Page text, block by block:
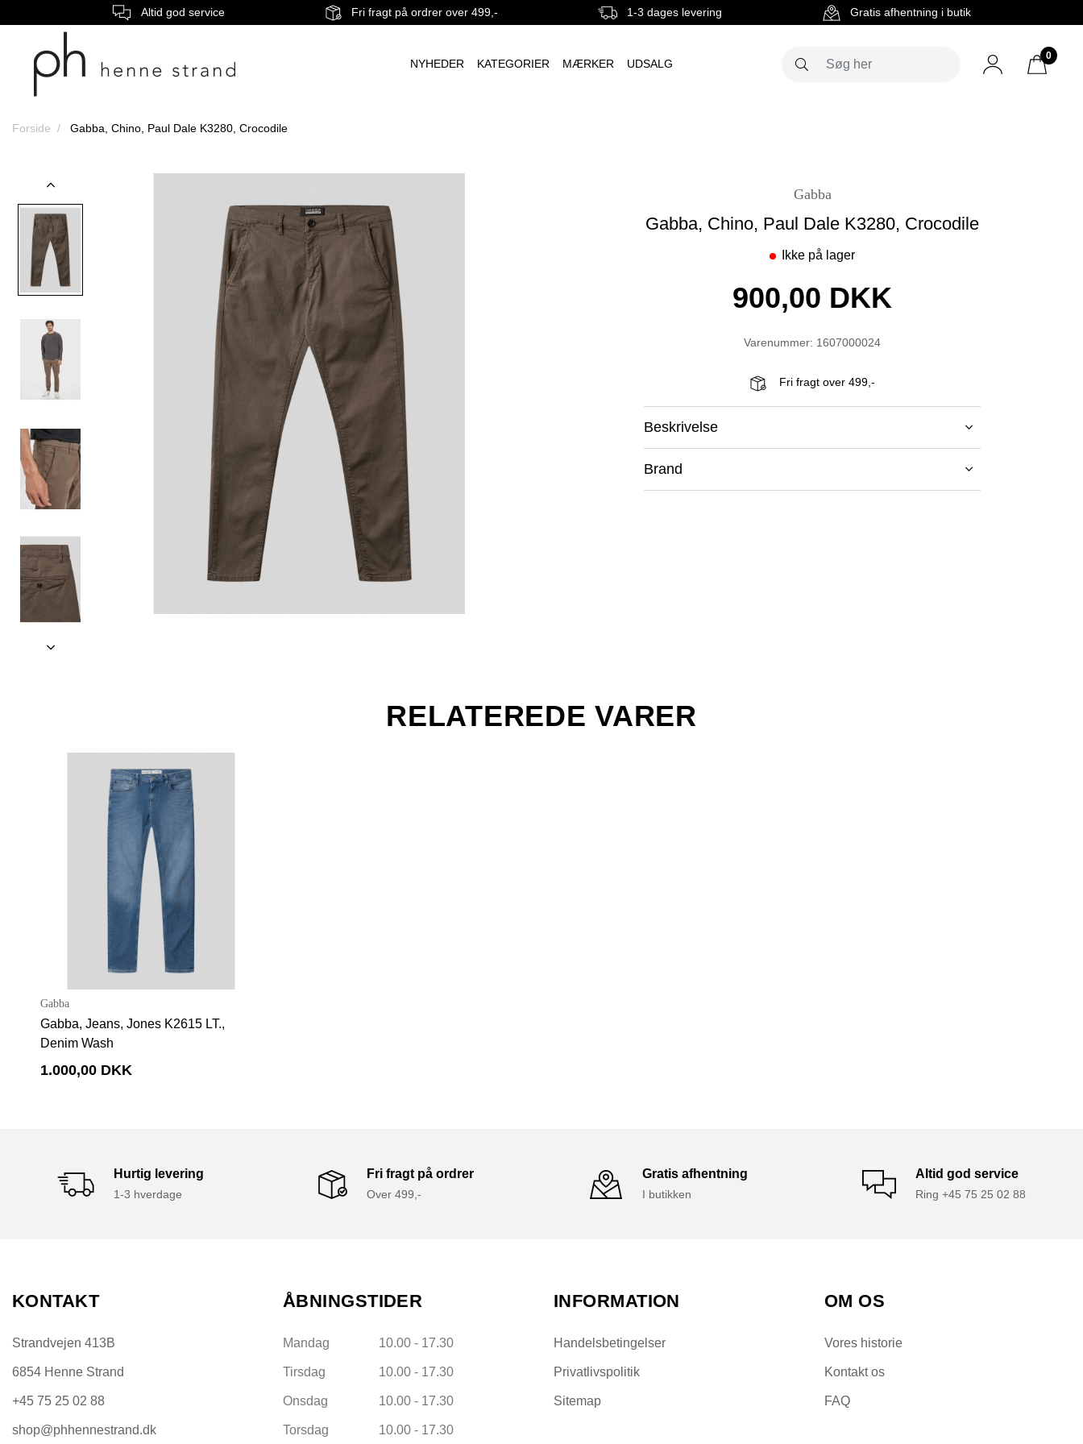
Altid god service Fri fragt på ordrer over 499,- 1-3 dages levering Gratis afhentning i butik
NYHEDER KATEGORIER MÆRKER UDSALG
0
Forside Gabba, Chino, Paul Dale K3280, Crocodile
Gabba
Gabba, Chino, Paul Dale K3280, Crocodile
Ikke på lager
900,00 DKK
Varenummer: 1607000024
Fri fragt over 499,-
Beskrivelse
Brand
RELATEREDE VARER
Gabba
Gabba, Jeans, Jones K2615 LT.,
Denim Wash
1.000,00 DKK
Hurtig levering
1-3 hverdage
Fri fragt på ordrer
Over 499,-
Gratis afhentning
I butikken
Altid god service
Ring +45 75 25 02 88
KONTAKT
Strandvejen 413B
6854 Henne Strand
+45 75 25 02 88
shop@phhennestrand.dk
ÅBNINGSTIDER
Mandag 10.00 - 17.30
Tirsdag 10.00 - 17.30
Onsdag 10.00 - 17.30
Torsdag 10.00 - 17.30
INFORMATION
Handelsbetingelser
Privatlivspolitik
Sitemap
OM OS
Vores historie
Kontakt os
FAQ